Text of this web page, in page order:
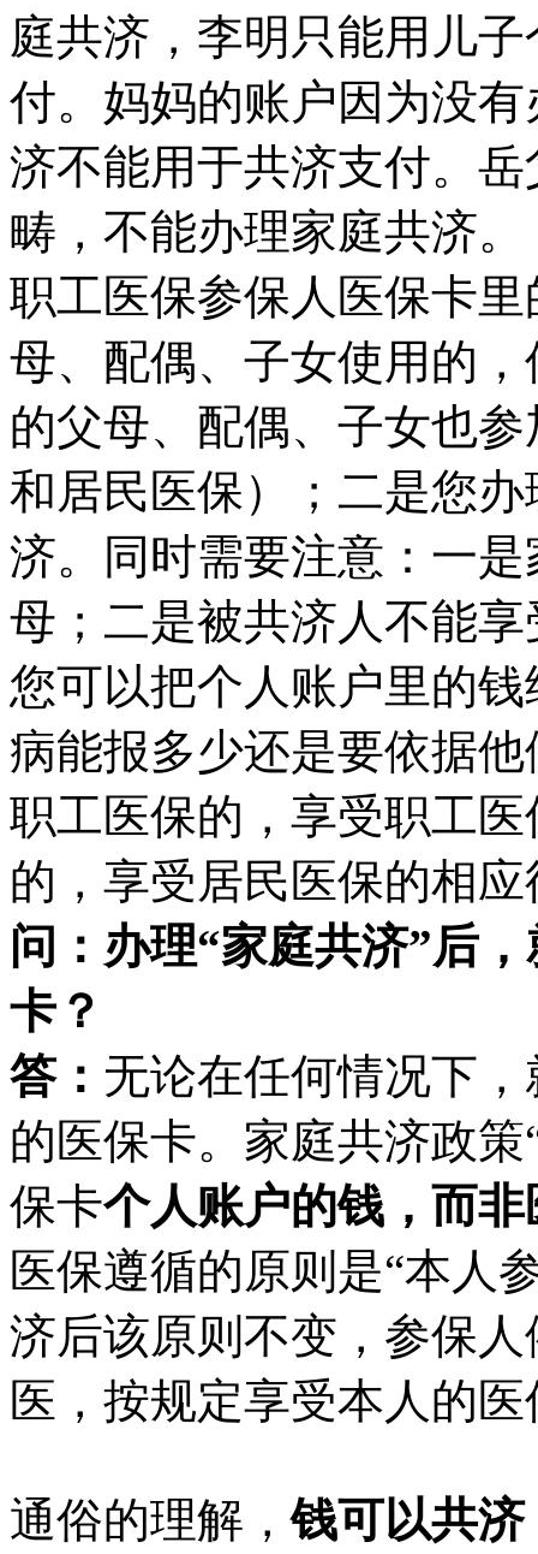
庭共济，李明只能用儿
付。妈妈的账户因为没
济不能用于共济支付。
畴，不能办理家庭共济。
职工医保参保人医保卡
母、配偶、子女使用的
的父母、配偶、子女也
和居民医保）；二是您
济。同时需要注意：一
母；二是被共济人不能
您可以把个人账户里的
病能报多少还是要依据
职工医保的，享受职工
的，享受居民医保的相应
问：办理“家庭共济”后
卡？
答： 无论在任何情况下
的医保卡。家庭共济政
保卡个人账户的钱，而
医保遵循的原则是“本人
济后该原则不变，参保
医，按规定享受本人的
通俗的理解，钱可以共